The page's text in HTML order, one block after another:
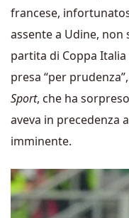
francese,
assente a Udine,
partita di Coppa
presa “per
Sport, che ha
aveva in precedenza
imminente.